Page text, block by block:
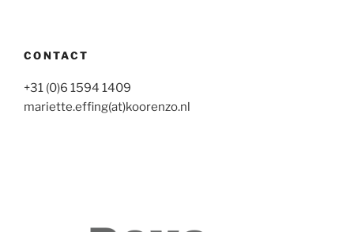
CONTACT
+31 (0)6 1594 1409
mariette.effing(at)koorenzo.nl